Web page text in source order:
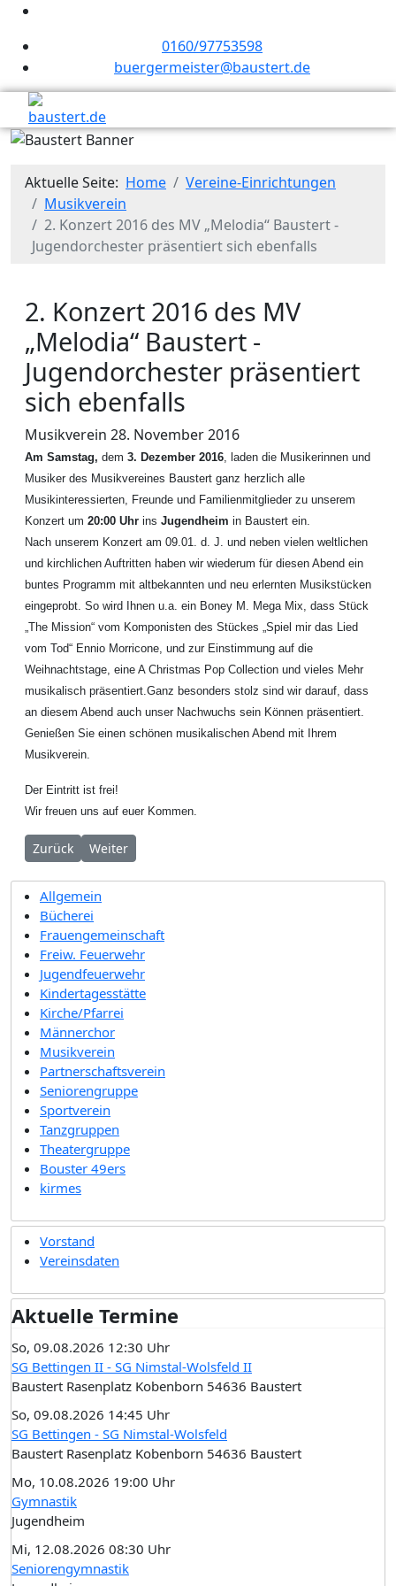
0160/97753598
buergermeister@baustert.de
Aktuelle Seite: Home
Vereine-Einrichtungen
Musikverein
2. Konzert 2016 des MV „Melodia“ Baustert -
Jugendorchester präsentiert sich ebenfalls
2. Konzert 2016 des MV
„Melodia“ Baustert -
Jugendorchester präsentiert
sich ebenfalls
Musikverein 28. November 2016
Am Samstag, dem 3. Dezember 2016 , laden die Musikerinnen und
Musiker des Musikvereines Baustert ganz herzlich alle
Musikinteressierten, Freunde und Familienmitglieder zu unserem
Konzert um 20:00 Uhr ins Jugendheim in Baustert ein.
Nach unserem Konzert am 09.01. d. J. und neben vielen weltlichen
und kirchlichen Auftritten haben wir wiederum für diesen Abend ein
buntes Programm mit altbekannten und neu erlernten Musikstücken
eingeprobt. So wird Ihnen u.a. ein Boney M. Mega Mix, dass Stück
„The Mission“ vom Komponisten des Stückes „Spiel mir das Lied
vom Tod“ Ennio Morricone, und zur Einstimmung auf die
Weihnachtstage, eine A Christmas Pop Collection und vieles Mehr
musikalisch präsentiert.Ganz besonders stolz sind wir darauf, dass
an diesem Abend auch unser Nachwuchs sein Können präsentiert.
Genießen Sie einen schönen musikalischen Abend mit Ihrem
Musikverein.
Der Eintritt ist frei!
Wir freuen uns auf euer Kommen.
Vorheriger Beitrag: 2. Konzert des Musikvereins 2016 mit
Zurück Nächster Beitrag: Jahreshauptversammlung 2016
Weiter
Allgemein
Bücherei
Frauengemeinschaft
Freiw. Feuerwehr
Jugendfeuerwehr
Kindertagesstätte
Kirche/Pfarrei
Männerchor
Musikverein
Partnerschaftsverein
Seniorengruppe
Sportverein
Tanzgruppen
Theatergruppe
Bouster 49ers
kirmes
Vorstand
Vereinsdaten
Aktuelle Termine
So, 09.08.2026 12:30 Uhr
SG Bettingen II - SG Nimstal-Wolsfeld II
Baustert Rasenplatz Kobenborn 54636 Baustert
So, 09.08.2026 14:45 Uhr
SG Bettingen - SG Nimstal-Wolsfeld
Baustert Rasenplatz Kobenborn 54636 Baustert
Mo, 10.08.2026 19:00 Uhr
Gymnastik
Jugendheim
Mi, 12.08.2026 08:30 Uhr
Seniorengymnastik